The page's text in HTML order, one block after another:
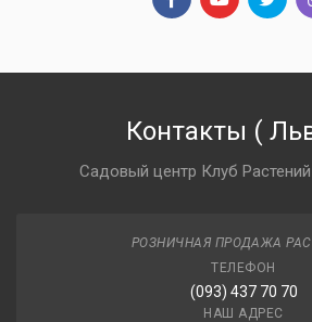
Контакты (
Садовый центр Клуб
РОЗНИЧНАЯ ПРОДАЖА
ТЕЛЕФОН
(093) 437 70 70
НАШ АДРЕС